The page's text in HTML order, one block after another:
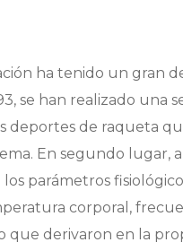
ha tenido un gran
se han realizado una
deportes de raqueta
En segundo lugar,
los parámetros
corporal,
que derivaron en la